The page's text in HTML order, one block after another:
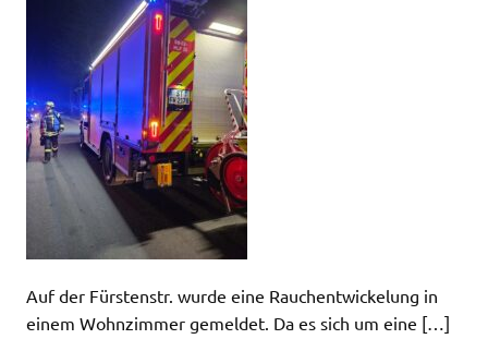
Auf der Fürstenstr. wurde eine Rauchentwickelung in
einem Wohnzimmer gemeldet. Da es sich um eine […]